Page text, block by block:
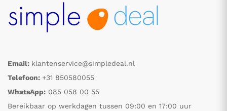
Email: klantenservice@simpledeal.nl
Telefoon: +31 850580055
WhatsApp: 085 058 00 55
Bereikbaar op werkdagen tussen 09:00 en 17:00 uur